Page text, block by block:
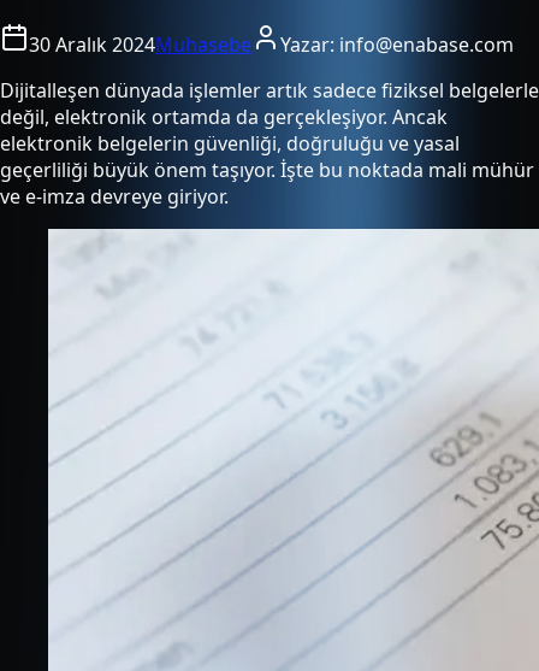
30 Aralık 2024Muhasebe Yazar: info@enabase.com
Dijitalleşen dünyada işlemler artık sadece fiziksel belgelerle
değil, elektronik ortamda da gerçekleşiyor. Ancak
elektronik belgelerin güvenliği, doğruluğu ve yasal
geçerliliği büyük önem taşıyor. İşte bu noktada mali mühür
ve e-imza devreye giriyor.